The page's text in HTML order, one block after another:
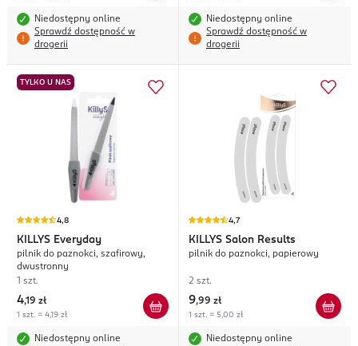
Niedostępny online
Sprawdź dostępność w
drogerii
Niedostępny online
Sprawdź dostępność w
drogerii
TYLKO U NAS
4,8
KILLYS Everyday
pilnik do paznokci, szafirowy,
dwustronny
1 szt.
4,19 zł
1 szt. = 4,19 zł
Niedostępny online
4,7
KILLYS Salon Results
pilnik do paznokci, papierowy
2 szt.
9,99 zł
1 szt. = 5,00 zł
Niedostępny online